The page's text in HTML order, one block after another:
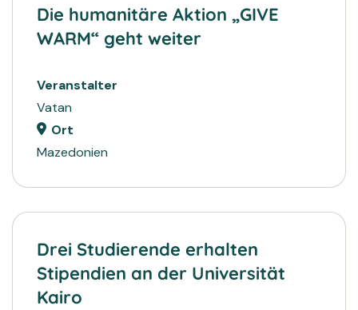
Die humanitäre Aktion „GIVE
WARM“ geht weiter
Veranstalter
Vatan
Ort
Mazedonien
Drei Studierende erhalten
Stipendien an der Universität
Kairo